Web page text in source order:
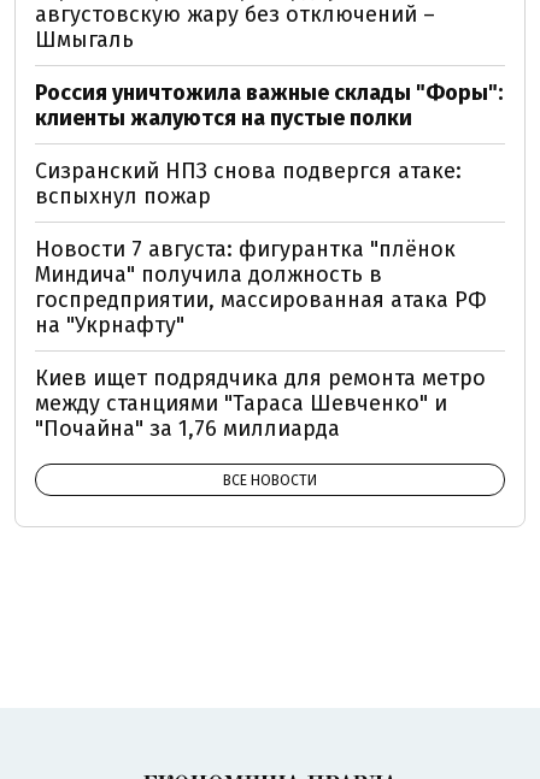
августовскую жару без отключений –
Шмыгаль
Россия уничтожила важные склады "Форы":
клиенты жалуются на пустые полки
Сизранский НПЗ снова подвергся атаке:
вспыхнул пожар
Новости 7 августа: фигурантка "плёнок
Миндича" получила должность в
госпредприятии, массированная атака РФ
на "Укрнафту"
Киев ищет подрядчика для ремонта метро
между станциями "Тараса Шевченко" и
"Почайна" за 1,76 миллиарда
ВСЕ НОВОСТИ